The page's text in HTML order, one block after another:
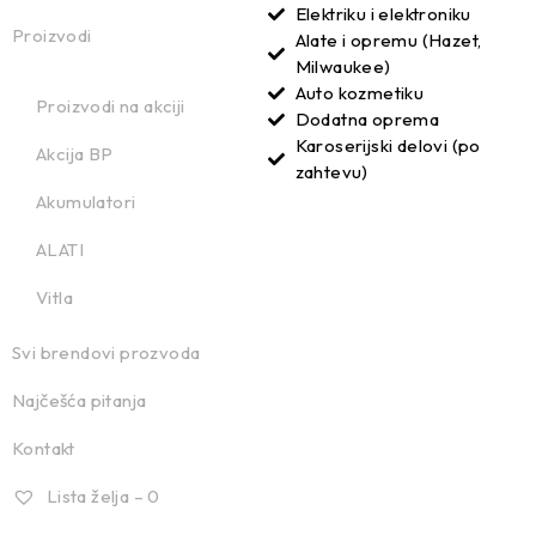
Proizvodi
Proizvodi na akciji
Akcija BP
Akumulatori
ALATI
Vitla
Svi brendovi prozvoda
Najčešća pitanja
Kontakt
Lista želja – 0
Elektriku i elektroniku
Alate i opremu (Hazet,
Milwaukee)
Auto kozmetiku
Dodatna oprema
Karoserijski delovi (po
zahtevu)